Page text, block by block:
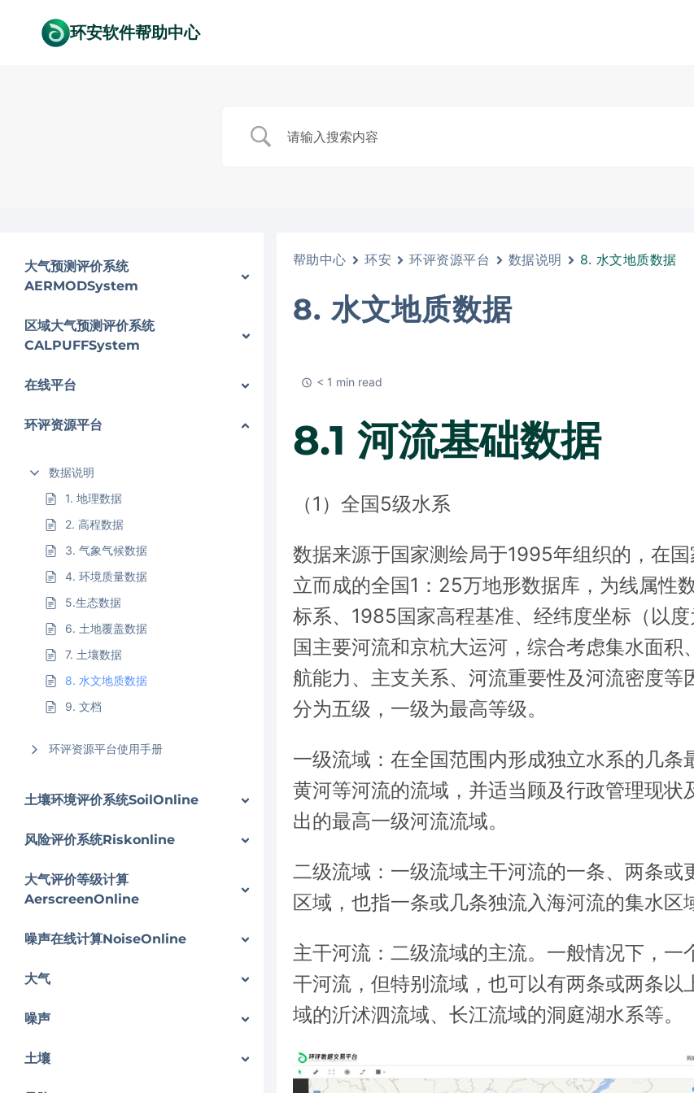
环安软件帮助中心
大气预测评价系统
AERMODSystem
区域大气预测评价系统
CALPUFFSystem
在线平台
环评资源平台
数据说明
1. 地理数据
2. 高程数据
3. 气象气候数据
4. 环境质量数据
5.生态数据
6. 土地覆盖数据
7. 土壤数据
8. 水文地质数据
9. 文档
环评资源平台使用手册
土壤环境评价系统SoilOnline
风险评价系统Riskonline
大气评价等级计算
AerscreenOnline
噪声在线计算NoiseOnline
大气
噪声
土壤
帮助中心 环安 环评资源平台 数据说明 8. 水文地质数据
8. 水文地质数据
< 1 min read
8.1 河流基础数据
（1）全国5级水系
数据来源于国家测绘局于1995年组织的，在
立而成的全国1：25万地形数据库，为线属性
标系、1985国家高程基准、经纬度坐标（以
国主要河流和京杭大运河，综合考虑集水面积
航能力、主支关系、河流重要性及河流密度等
分为五级，一级为最高等级。
一级流域：在全国范围内形成独立水系的几条
黄河等河流的流域，并适当顾及行政管理现状
出的最高一级河流流域。
二级流域：一级流域主干河流的一条、两条或
区域，也指一条或几条独流入海河流的集水区
主干河流：二级流域的主流。一般情况下，一
干河流，但特别流域，也可以有两条或两条以
域的沂沭泗流域、长江流域的洞庭湖水系等。